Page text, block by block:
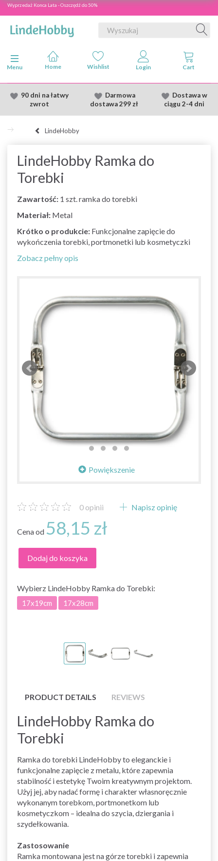
Wyprzedaż Konca Lata - Oszczędź do 50%
Przełącz nawigację
Menu
90 dni na łatwy
zwrot
Darmowa
dostawa299 zł
Dostawaw
ciągu 2-4 dni
LindeHobby
LindeHobby Ramka do
Torebki
Zawartość: 1 szt. ramka do torebki
Materiał: Metal
Krótko o produkcie: Funkcjonalne zapięcie do
wykończenia torebki, portmonetki lub kosmetyczki
Zobacz pełny opis
Powiększenie
0 opinii Napisz opinię
Cena od 58,15 zł
Dodaj do koszyka
Wybierz LindeHobby Ramka do Torebki:
17x19cm 17x28cm
PRODUCT DETAILS REVIEWS
LindeHobby Ramka do
Torebki
Ramka do torebki LindeHobby to eleganckie i
funkcjonalne zapięcie z metalu, które zapewnia
stabilność i estetykę Twoim kreatywnym projektom.
Użyj jej, aby nadać formę i charakter własnoręcznie
wykonanym torebkom, portmonetkom lub
kosmetyczkom – idealna do szycia, dziergania i
szydełkowania.
Zastosowanie
Ramka montowana jest na górze torebki i zapewnia